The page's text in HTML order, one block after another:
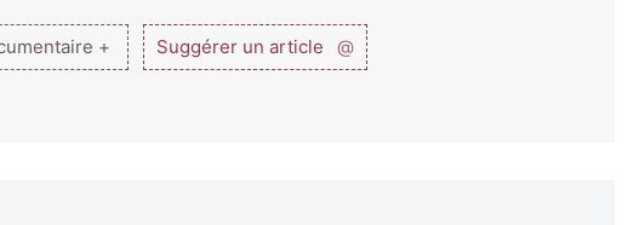
+ Suggérer un article @